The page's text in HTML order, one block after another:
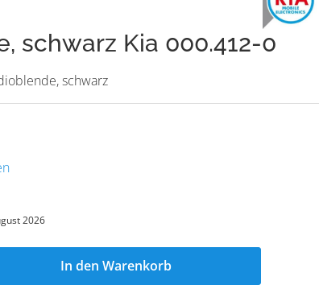
schwarz Kia 000.412-0
schwarz
2026
In den Warenkorb